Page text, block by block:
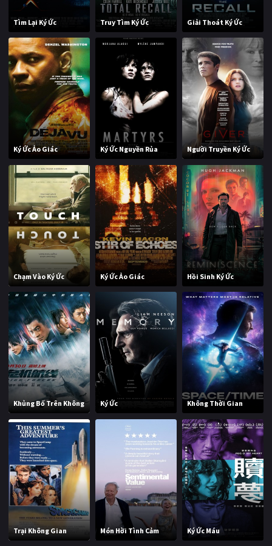
Tìm Lại Ký Ức Truy Tìm Ký Ức Giải Thoát Ký Ức
Ký Ức Ảo Giác Ký Ức Nguyền Rủa Người Truyền Ký Ức
Chạm Vào Ký Ức Ký Ức Ảo Giác Hồi Sinh Ký Ức
Khủng Bố Trên Không Ký Ức Không Thời Gian
Trại Không Gian Món Hời Tình Cảm Ký Ức Máu